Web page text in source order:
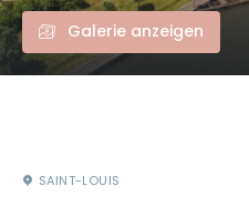
Galerie anzeigen
SAINT-LOUIS